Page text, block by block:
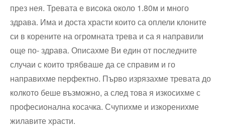
през нея. Тревата е висока около 1.80м и много
здрава. Има и доста храсти които са оплели клоните
си в корените на огромната трева и са я направили
още по- здрава. Описахме Ви един от последните
случаи с които трябваше да се справим и го
направихме перфектно. Първо изрязахме тревата до
колкото беше възможно, а след това я изкосихме с
професионална косачка. Счупихме и изкоренихме
жилавите храсти.